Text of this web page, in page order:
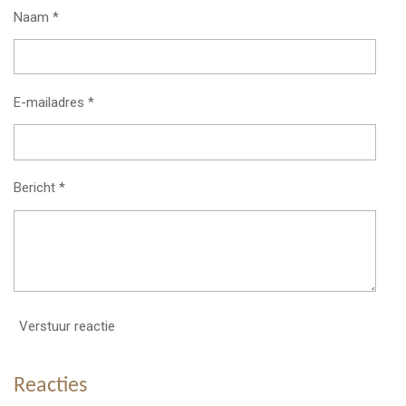
Naam *
E-mailadres *
Bericht *
Verstuur reactie
Reacties